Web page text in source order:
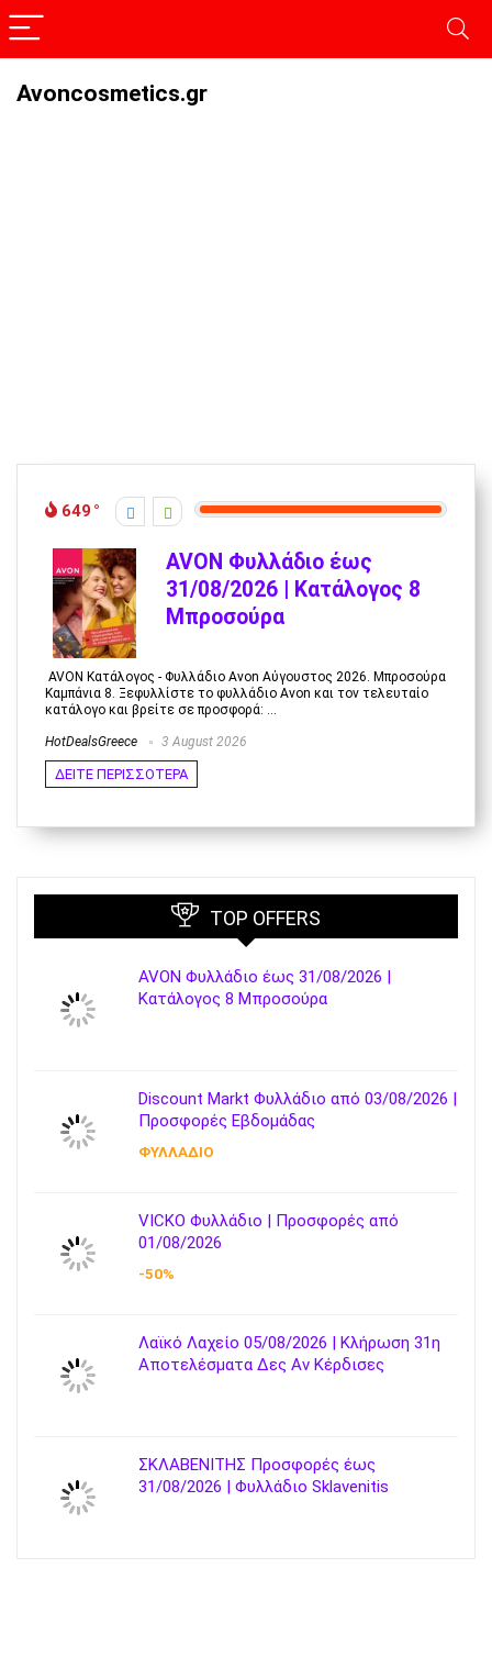
Avoncosmetics.gr
649
AVON Φυλλάδιο έως
31/08/2026 | Κατάλογος 8
Μπροσούρα
AVON Κατάλογος - Φυλλάδιο Avon Αύγουστος 2026. Μπροσούρα
Καμπάνια 8. Ξεφυλλίστε το φυλλάδιο Avon και τον τελευταίο
κατάλογο και βρείτε σε προσφορά: ...
HotDealsGreece 3 August 2026
ΔΕΙΤΕ ΠΕΡΙΣΣΟΤΕΡΑ
TOP OFFERS
AVON Φυλλάδιο έως 31/08/2026 |
Κατάλογος 8 Μπροσούρα
Discount Markt Φυλλάδιο από 03/08/2026 |
Προσφορές Εβδομάδας
ΦΥΛΛΑΔΙΟ
VICKO Φυλλάδιο | Προσφορές από
01/08/2026
-50%
Λαϊκό Λαχείο 05/08/2026 | Κλήρωση 31η
Αποτελέσματα Δες Αν Κέρδισες
ΣΚΛΑΒΕΝΙΤΗΣ Προσφορές έως
31/08/2026 | Φυλλάδιο Sklavenitis